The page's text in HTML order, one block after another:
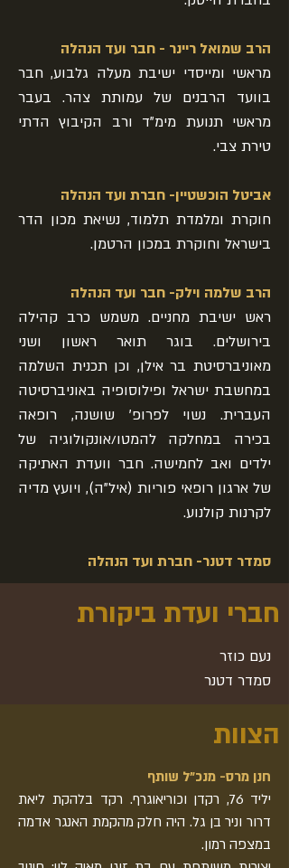
הרב שמואל ריינר - חבר ועד הנהלה
מראשי ומייסדי ישיבת מעלה גלבוע, חבר
בוועד הרבנים של עמותת צהר. בעבר
מראשי תנועת מימ"ד ורב הקיבוץ הדתי
טירת צבי.
אביטל הוכשטיין- חברת ועד הנהלה
חוקרת ומלמדת תלמוד, נשיאת מכון הדר
בישראל וחוקרת במכון הרטמן.
הרב שלמה וילק- חבר ועד הנהלה
ראש ישיבת מחניים. משמש כרב קהילה
בירושלים. בוגר תואר ראשון ושני
מאוניברסיטת בר אילן, וכן תכנית השלמה
במחשבת ישראל ופילוסופיה באוניברסיטה
העברית. נשוי לפרופ' שושנה, רופאה
בכירה במחלקה להמטו/אונקולוגיה של
ילדים ואב לחמישה. חבר וועדת האתיקה
של ארגון רופאי פוריות (איל"ה), ויועץ מדיה
לקרנות קולנוע.
סמדר דטנר- חברת ועד הנהלה
חברי ועדת ביקורת
נעם כוזר
סמדר דטנר
הצוות
חנן מרס- מנכ"ל שותף
יליד 76, רקדן וכוריאוגרף. רקד בלהקת ליאת
דרור וניר בן גל. היה חלק מהקמת האנגר אדמה
במצפה רמון.